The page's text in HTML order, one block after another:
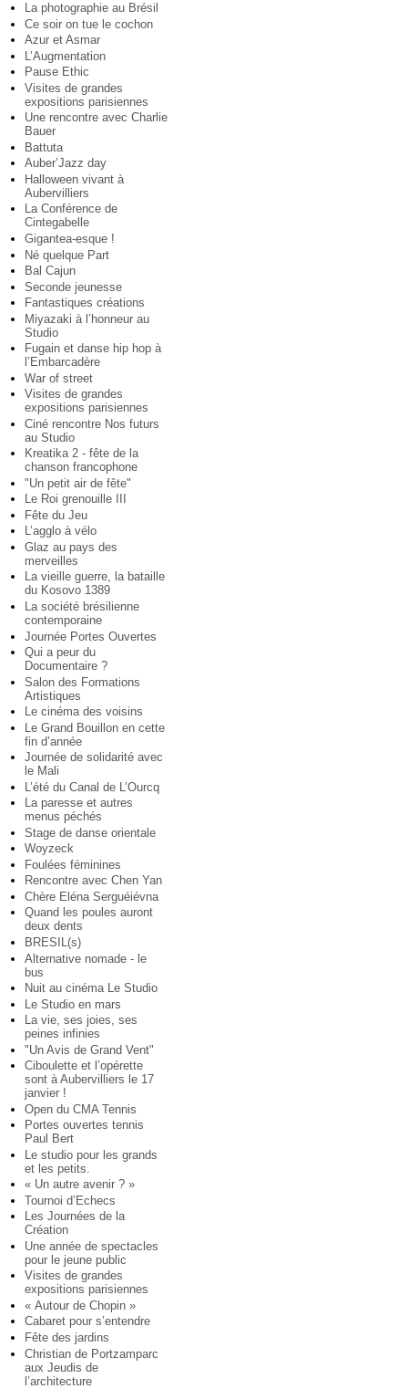
La photographie au Brésil
Ce soir on tue le cochon
Azur et Asmar
L’Augmentation
Pause Ethic
Visites de grandes
expositions parisiennes
Une rencontre avec Charlie
Bauer
Battuta
Auber’Jazz day
Halloween vivant à
Aubervilliers
La Conférence de
Cintegabelle
Gigantea-esque !
Né quelque Part
Bal Cajun
Seconde jeunesse
Fantastiques créations
Miyazaki à l’honneur au
Studio
Fugain et danse hip hop à
l’Embarcadère
War of street
Visites de grandes
expositions parisiennes
Ciné rencontre Nos futurs
au Studio
Kreatika 2 - fête de la
chanson francophone
"Un petit air de fête"
Le Roi grenouille III
Fête du Jeu
L’agglo à vélo
Glaz au pays des
merveilles
La vieille guerre, la bataille
du Kosovo 1389
La société brésilienne
contemporaine
Journée Portes Ouvertes
Qui a peur du
Documentaire ?
Salon des Formations
Artistiques
Le cinéma des voisins
Le Grand Bouillon en cette
fin d’année
Journée de solidarité avec
le Mali
L’été du Canal de L’Ourcq
La paresse et autres
menus péchés
Stage de danse orientale
Woyzeck
Foulées féminines
Rencontre avec Chen Yan
Chère Eléna Serguéiévna
Quand les poules auront
deux dents
BRESIL(s)
Alternative nomade - le
bus
Nuit au cinéma Le Studio
Le Studio en mars
La vie, ses joies, ses
peines infinies
"Un Avis de Grand Vent"
Ciboulette et l’opérette
sont à Aubervilliers le 17
janvier !
Open du CMA Tennis
Portes ouvertes tennis
Paul Bert
Le studio pour les grands
et les petits.
« Un autre avenir ? »
Tournoi d’Echecs
Les Journées de la
Création
Une année de spectacles
pour le jeune public
Visites de grandes
expositions parisiennes
« Autour de Chopin »
Cabaret pour s’entendre
Fête des jardins
Christian de Portzamparc
aux Jeudis de
l’architecture